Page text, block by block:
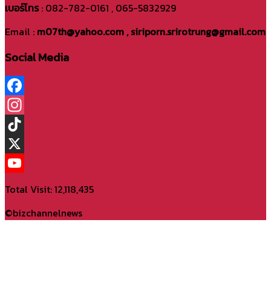
เบอร์โทร: 082-782-0161 , 065-5832929
Email : m07th@yahoo.com , siriporn.srirotrung@gmail.com
Social Media
Facebook
Instagram
TikTok
X
Total Visit: 12,118,435
©bizchannelnews